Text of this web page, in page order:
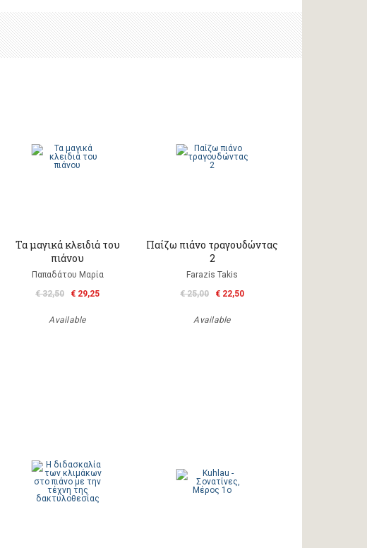
Τα μαγικά κλειδιά του
πιάνου
Παπαδάτου Μαρία
€ 32,50
€ 29,25
Available
Παίζω πιάνο τραγουδώντας
2
Farazis Takis
€ 25,00
€ 22,50
Available